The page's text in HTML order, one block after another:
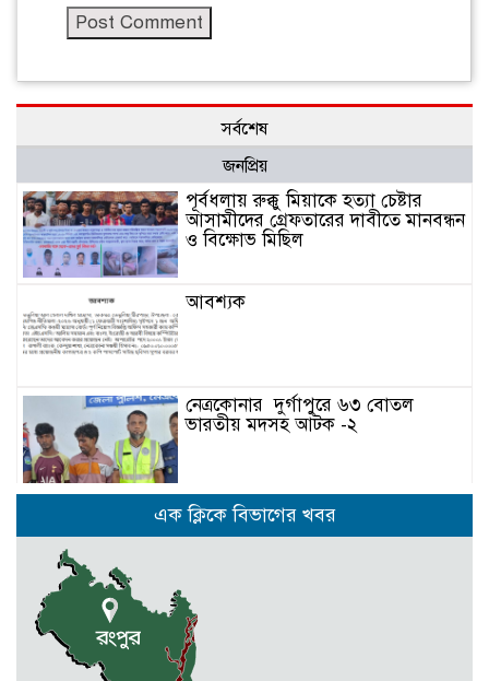
সর্বশেষ
জনপ্রিয়
পূর্বধলায় রুক্কু মিয়াকে হত্যা চেষ্টার
আসামীদের গ্রেফতারের দাবীতে মানবন্ধন
ও বিক্ষোভ মিছিল
আবশ্যক
নেত্রকোনার দুর্গাপুরে ৬৩ বোতল
ভারতীয় মদসহ আটক -২
কেন্দুয়ায় ফাইভ ব্রাদার্স সোশাল
ওয়েলফেয়ার এসোসিয়েশনের উদ্যোগে
মোহনগঞ্জ উপজেলা স্বাস্থ্য কম্প্লেক্স
কর্মকর্তা ডা. মোমেনুল এর অকাল মৃত্যু
এক ক্লিকে বিভাগের খবর